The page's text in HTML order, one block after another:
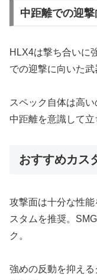
中距離での迎撃
HLX4は撃ち合いに
での迎撃に向いた武
スペック自体は高
中距離を意識して立
おすすめカス
攻撃面は十分な性
スタムを推奨。
ク。
強めの反動を抑え